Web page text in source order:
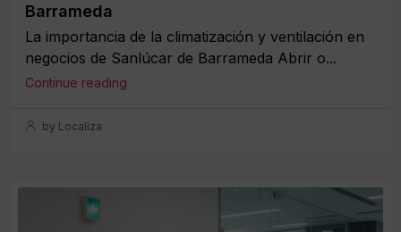
Barrameda
La importancia de la climatización y ventilación en
negocios de Sanlúcar de Barrameda Abrir o...
Continue reading
by Localiza